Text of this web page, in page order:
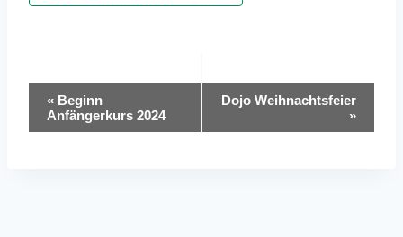
Veranstaltung-
Navigation
« Beginn
Anfängerkurs 2024
Dojo Weihnachtsfeier
»